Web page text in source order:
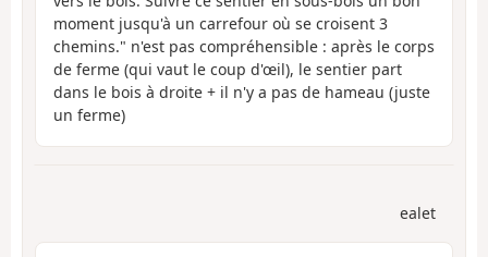
moment jusqu'à un carrefour où se croisent 3
chemins." n'est pas compréhensible : après le corps
de ferme (qui vaut le coup d'œil), le sentier part
dans le bois à droite + il n'y a pas de hameau (juste
un ferme)
ealet